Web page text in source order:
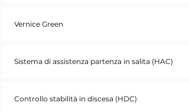
Vernice Green
Sistema di assistenza partenza in salita (HAC)
Controllo stabilità in discesa (HDC)